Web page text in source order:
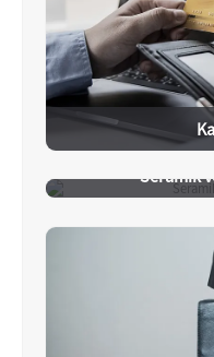
Seramik